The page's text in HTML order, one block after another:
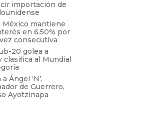
importación de
México mantiene
en 6.50% por
consecutiva
20 golea a
clasifica al Mundial
Ángel ‘N’,
de Guerrero,
Ayotzinapa